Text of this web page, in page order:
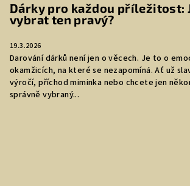
Dárky pro každou příležitost:
vybrat ten pravý?
19.3.2026
Darování dárků není jen o věcech. Je to o
okamžicích, na které se nezapomíná. Ať už
výročí, příchod miminka nebo chcete jen
správně vybraný...